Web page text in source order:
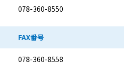
078-360-8550
FAX番号
078-360-8558